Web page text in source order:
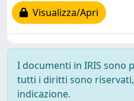
Visualizza/Apri
I documenti in IRIS sono
tutti i diritti sono
indicazione.